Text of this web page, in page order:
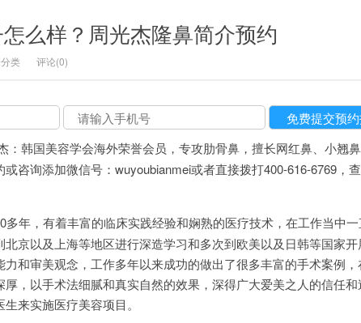
么样？周光杰隆鼻简介预约
类 评论(0)
：韩国美容学会海外荣誉会员，专攻肋骨鼻，擅长网红鼻、小翘
咨询添加微信号：wuyoubianmei或者直接拨打400-616-6769，
多年，有着丰富的临床实践经验和娴熟的医疗技术，在工作当中
京以及上海等地区进行深造学习和多次到欧美以及日韩等国家
和审美观念，工作多年以来成功的做出了很多丰富的手术案例
，以手术法细腻和真实自然的效果，深得广大爱美之人的信任
来实施医疗美容项目。